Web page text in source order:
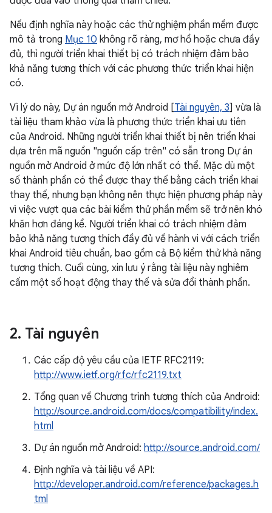
Nếu định nghĩa này hoặc các thử nghiệm phần mềm được
mô tả trong Mục 10 không rõ ràng, mơ hồ hoặc chưa đầy
đủ, thì người triển khai thiết bị có trách nhiệm đảm bảo
khả năng tương thích với các phương thức triển khai hiện
có.
Vì lý do này, Dự án nguồn mở Android [Tài nguyên, 3] vừa là
tài liệu tham khảo vừa là phương thức triển khai ưu tiên
của Android. Những người triển khai thiết bị nên triển khai
dựa trên mã nguồn "nguồn cấp trên" có sẵn trong Dự án
nguồn mở Android ở mức độ lớn nhất có thể. Mặc dù một
số thành phần có thể được thay thế bằng cách triển khai
thay thế, nhưng bạn không nên thực hiện phương pháp này
vì việc vượt qua các bài kiểm thử phần mềm sẽ trở nên khó
khăn hơn đáng kể. Người triển khai có trách nhiệm đảm
bảo khả năng tương thích đầy đủ về hành vi với cách triển
khai Android tiêu chuẩn, bao gồm cả Bộ kiểm thử khả năng
tương thích. Cuối cùng, xin lưu ý rằng tài liệu này nghiêm
cấm một số hoạt động thay thế và sửa đổi thành phần.
2. Tài nguyên
Các cấp độ yêu cầu của IETF RFC2119:
http://www.ietf.org/rfc/rfc2119.txt
Tổng quan về Chương trình tương thích của Android:
http://source.android.com/docs/compatibility/index.
html
Dự án nguồn mở Android: http://source.android.com/
Định nghĩa và tài liệu về API:
http://developer.android.com/reference/packages.h
tml